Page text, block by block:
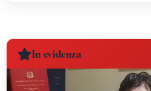
In evidenza